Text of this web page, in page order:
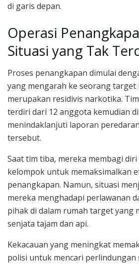
di garis depan.
Operasi
Situasi yang Tak
Proses penangkapan dimulai
yang mengarah ke seorang target
merupakan residivis narkotika.
terdiri dari 12 anggota kemudian
menindaklanjuti laporan
tersebut.
Saat tim tiba, mereka membagi diri
kelompok untuk memaksimalkan
penangkapan. Namun, situasi
mereka menghadapi perlawanan
pihak di dalam rumah target yang
senjata tajam dan api.
Kekacauan yang meningkat
polisi untuk mencari perlindungan